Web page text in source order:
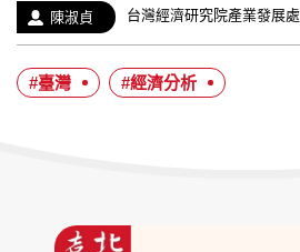
作
者：
陳淑貞
經
歷：
台灣經濟研究院產業發展處
#臺灣 #經濟分析